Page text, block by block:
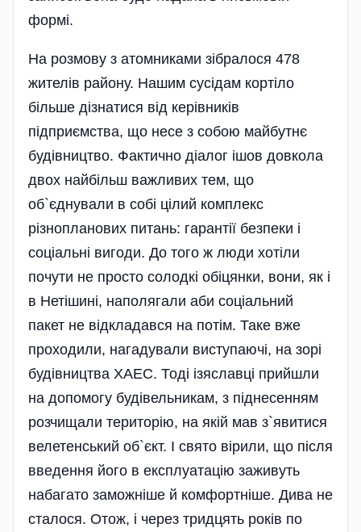
формі.
На розмову з атомниками зібралося 478
жителів району. Нашим сусідам кортіло
більше дізнатися від керівників
підприємства, що несе з собою майбутнє
будівництво. Фактично діалог ішов довкола
двох найбільш важливих тем, що
об`єднували в собі цілий комплекс
різнопланових питань: гарантії безпеки і
соціальні вигоди. До того ж люди хотіли
почути не просто солодкі обіцянки, вони, як і
в Нетішині, наполягали аби соціальний
пакет не відкладався на потім. Таке вже
проходили, нагадували виступаючі, на зорі
будівництва ХАЕС. Тоді ізяславці прийшли
на допомогу будівельникам, з піднесенням
розчищали територію, на якій мав з`явитися
велетенський об`єкт. І свято вірили, що після
введення його в експлуатацію заживуть
набагато заможніше й комфортніше. Дива не
сталося. Отож, і через тридцять років по